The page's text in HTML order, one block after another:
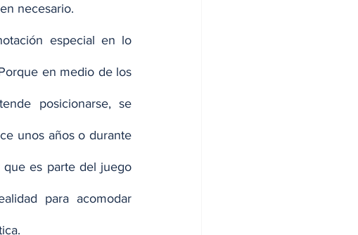
necesario.
especial en lo
en medio de los
posicionarse, se
unos años o durante
que es parte del juego
para acomodar